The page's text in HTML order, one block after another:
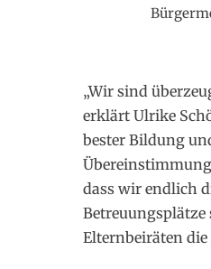
„Wir sind
erklärt Ulrike
bester Bildung
dass wir endlich
Betreuungsplätze
Elternbeiräten